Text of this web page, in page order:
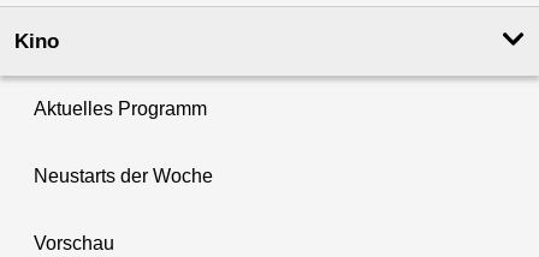
Kino
Aktuelles Programm
Neustarts der Woche
Vorschau